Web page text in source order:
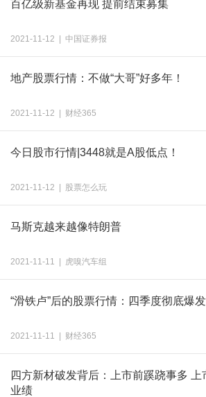
百亿级新基金再现 提前结束募集
2021-11-12 | 中国证券报
地产股票行情：不做“大哥”好多年！
2021-11-12 | 财经365
今日股市行情|3448就是A股低点！
2021-11-12 | 股票怎么玩
马斯克越来越像特朗普
2021-11-11 | 虎嗅汽车组
“滑铁卢”后的股票行情：四季度彻底爆发
2021-11-11 | 财经365
四方新材破发背后：上市前蹊跷事多 上
业绩